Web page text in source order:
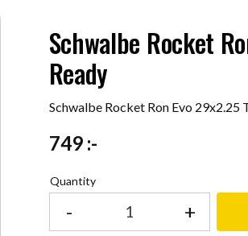
Schwalbe Rocket
Ready
Schwalbe Rocket Ron Evo 29x2.25
749:-
Quantity
+
-